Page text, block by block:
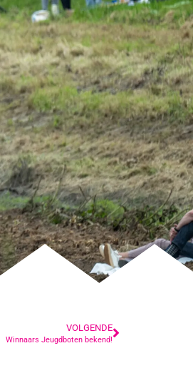
VOLGENDE
Winnaars Jeugdboten bekend!